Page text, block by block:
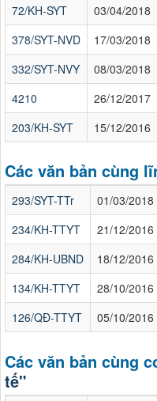
72/KH-SYT 03/04/2018
378/SYT-NVD
17/03/2018
332/SYT-NVY
08/03/2018
4210
26/12/2017
203/KH-SYT
15/12/2016
Các văn bản cùng
293/SYT-TTr 01/03/2018
234/KH-TTYT
21/12/2016
284/KH-UBND
18/12/2016
134/KH-TTYT
28/10/2016
126/QĐ-TTYT
05/10/2016
Các văn bản cùng
tế"